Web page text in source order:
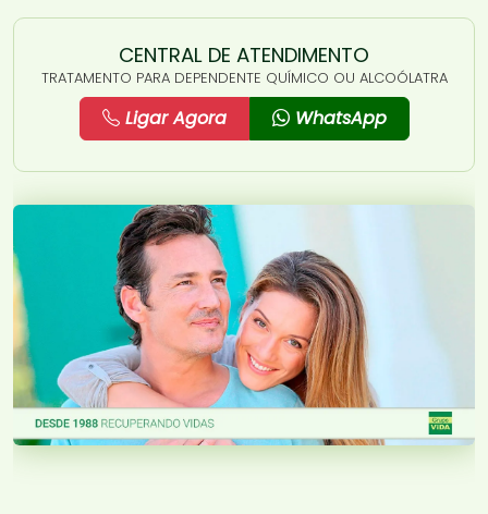
CENTRAL DE ATENDIMENTO
TRATAMENTO PARA DEPENDENTE QUÍMICO OU ALCOÓLATRA
Ligar Agora WhatsApp